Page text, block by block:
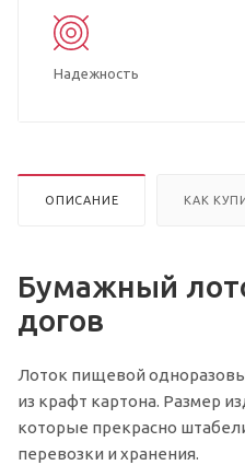
Надежность
ОПИСАНИЕ КАК
Бумажный
догов
Лоток пищевой
из крафт картона. Размер
которые прекрасно
перевозки и хранения.